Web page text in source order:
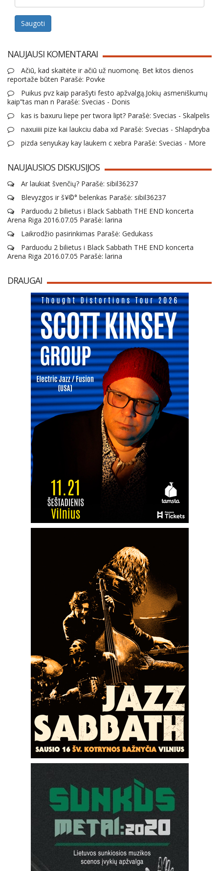
Saugoti
NAUJAUSI KOMENTARAI
Ačiū, kad skaitėte ir ačiū už nuomonę. Bet kitos dienos
reportaže būten Parašė: Povke
Puikus pvz kaip parašyti festo apžvalgą.Jokių asmeniškumų
kaip”tas man n Parašė: Svecias - Donis
kas is baxuru liepe per twora lipt? Parašė: Svecias - Skalpelis
naxuiiii pize kai laukciu daba xd Parašė: Svecias - Shlapdryba
pizda senyukay kay laukem c xebra Parašė: Svecias - More
NAUJAUSIOS DISKUSIJOS
Ar laukiat švenčių? Parašė: sibil36237
Blevyzgos ir š¥©° belenkas Parašė: sibil36237
Parduodu 2 bilietus i Black Sabbath THE END koncerta
Arena Riga 2016.07.05 Parašė: larina
Laikrodžio pasirinkimas Parašė: Gedukass
Parduodu 2 bilietus i Black Sabbath THE END koncerta
Arena Riga 2016.07.05 Parašė: larina
DRAUGAI